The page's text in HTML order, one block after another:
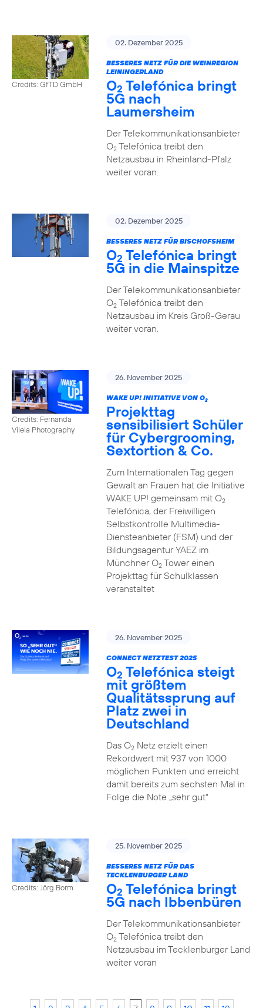
Credits: GfTD GmbH
02. Dezember 2025
BESSERES NETZ FÜR DIE WEINREGION
LEININGERLAND
O2 Telefónica bringt
5G nach
Laumersheim
Der Telekommunikationsanbieter
O2Telefónica treibt den
Netzausbau in Rheinland-Pfalz
weiter voran.
02. Dezember 2025
BESSERES NETZ FÜR BISCHOFSHEIM
O2 Telefónica bringt
5G in die Mainspitze
Der Telekommunikationsanbieter
O2Telefónica treibt den
Netzausbau im Kreis Groß-Gerau
weiter voran.
Credits: Fernanda
Vilela Photography
26. November 2025
WAKE UP! INITIATIVE VON O2
Projekttag
sensibilisiert Schüler
für Cybergrooming,
Sextortion & Co.
Zum Internationalen Tag gegen
Gewalt an Frauen hat die Initiative
WAKE UP! gemeinsam mit O2
Telefónica, der Freiwilligen
Selbstkontrolle Multimedia-
Diensteanbieter (FSM) und der
Bildungsagentur YAEZ im
Münchner O2Tower einen
Projekttag für Schulklassen
veranstaltet
26. November 2025
CONNECT NETZTEST 2025
O2 Telefónica steigt
mit größtem
Qualitätssprung auf
Platz zwei in
Deutschland
Das O2Netz erzielt einen
Rekordwert mit 937 von 1000
möglichen Punkten und erreicht
damit bereits zum sechsten Mal in
Folge die Note „sehr gut“
Credits: Jörg Borm
25. November 2025
BESSERES NETZ FÜR DAS
TECKLENBURGER LAND
O2 Telefónica bringt
5G nach Ibbenbüren
Der Telekommunikationsanbieter
O2Telefónica treibt den
Netzausbau im Tecklenburger Land
weiter voran